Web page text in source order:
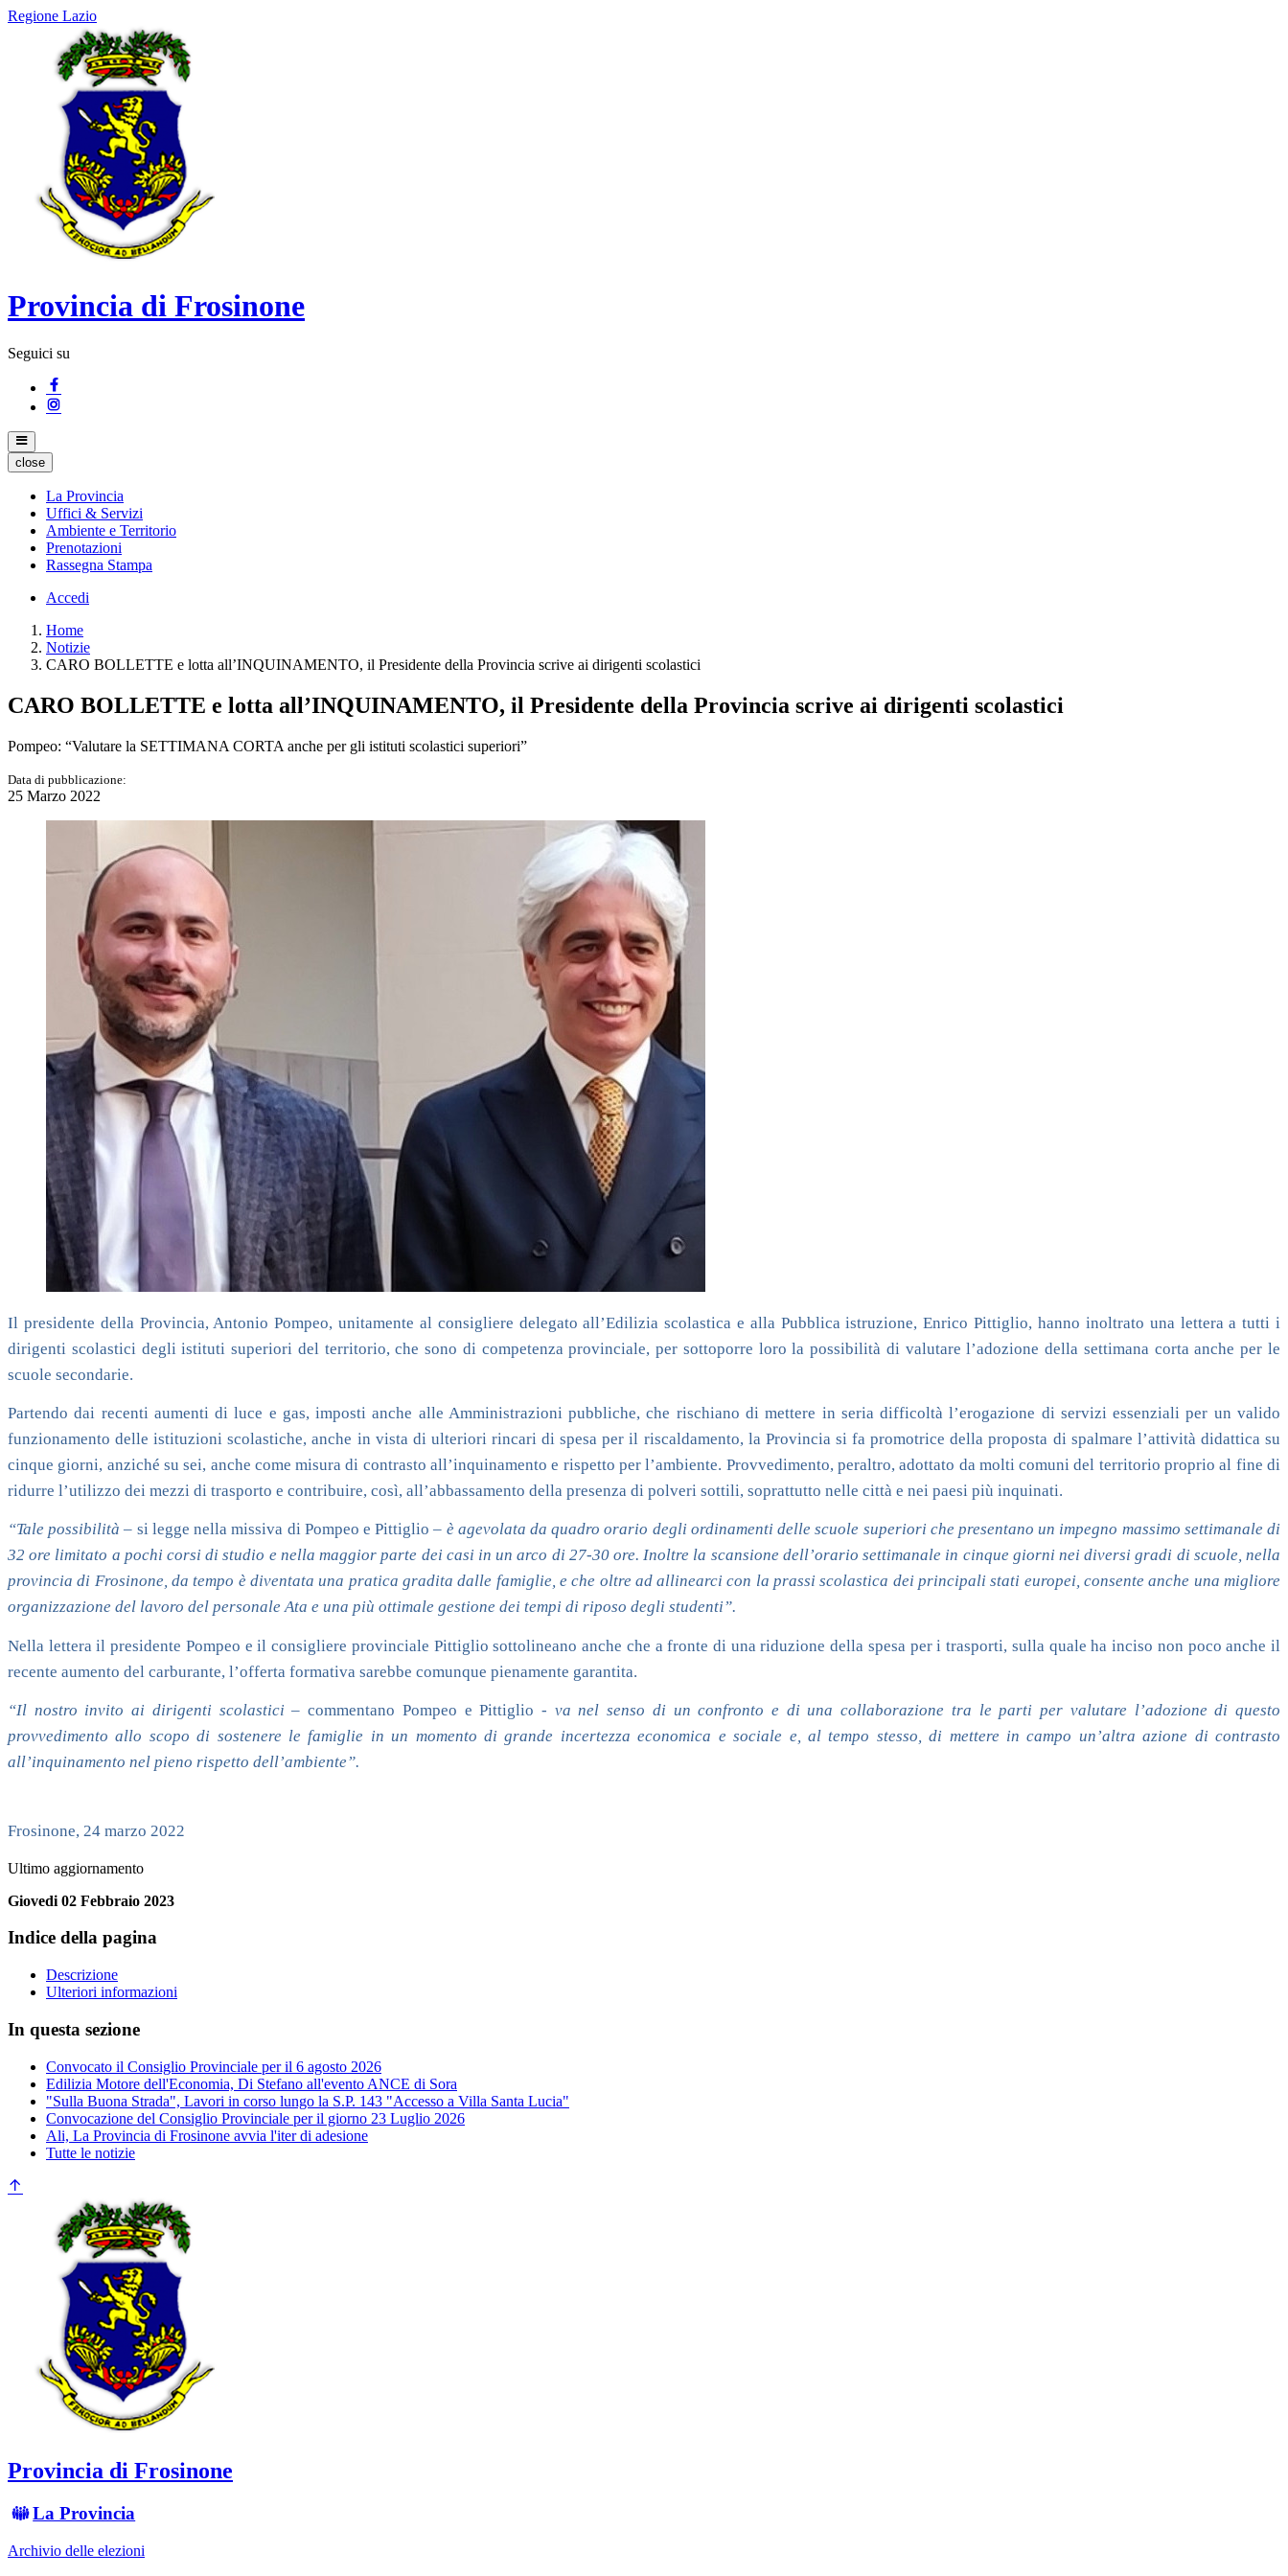
Regione Lazio
Provincia di Frosinone
Seguici su
close
La Provincia
Uffici & Servizi
Ambiente e Territorio
Prenotazioni
Rassegna Stampa
Accedi
Home
Notizie
CARO BOLLETTE e lotta all’INQUINAMENTO, il Presidente della Provincia scrive ai dirigenti scolastici
CARO BOLLETTE e lotta all’INQUINAMENTO, il Presidente della Provincia scrive ai dirigenti scolastici
Pompeo: “Valutare la SETTIMANA CORTA anche per gli istituti scolastici superiori”
Data di pubblicazione:
25 Marzo 2022
Il presidente della Provincia, Antonio Pompeo, unitamente al consigliere delegato all’Edilizia scolastica e alla Pubblica istruzione, Enrico Pittiglio, hanno inoltrato una lettera a tutti i
dirigenti scolastici degli istituti superiori del territorio, che sono di competenza provinciale, per sottoporre loro la possibilità di valutare l’adozione della settimana corta anche per le
scuole secondarie.
Partendo dai recenti aumenti di luce e gas, imposti anche alle Amministrazioni pubbliche, che rischiano di mettere in seria difficoltà l’erogazione di servizi essenziali per un valido
funzionamento delle istituzioni scolastiche, anche in vista di ulteriori rincari di spesa per il riscaldamento, la Provincia si fa promotrice della proposta di spalmare l’attività didattica su
cinque giorni, anziché su sei, anche come misura di contrasto all’inquinamento e rispetto per l’ambiente. Provvedimento, peraltro, adottato da molti comuni del territorio proprio al fine di
ridurre l’utilizzo dei mezzi di trasporto e contribuire, così, all’abbassamento della presenza di polveri sottili, soprattutto nelle città e nei paesi più inquinati.
“Tale possibilità – si legge nella missiva di Pompeo e Pittiglio – è agevolata da quadro orario degli ordinamenti delle scuole superiori che presentano un impegno massimo settimanale di
32 ore limitato a pochi corsi di studio e nella maggior parte dei casi in un arco di 27-30 ore. Inoltre la scansione dell’orario settimanale in cinque giorni nei diversi gradi di scuole, nella
provincia di Frosinone, da tempo è diventata una pratica gradita dalle famiglie, e che oltre ad allinearci con la prassi scolastica dei principali stati europei, consente anche una migliore
organizzazione del lavoro del personale Ata e una più ottimale gestione dei tempi di riposo degli studenti”.
Nella lettera il presidente Pompeo e il consigliere provinciale Pittiglio sottolineano anche che a fronte di una riduzione della spesa per i trasporti, sulla quale ha inciso non poco anche il
recente aumento del carburante, l’offerta formativa sarebbe comunque pienamente garantita.
“Il nostro invito ai dirigenti scolastici – commentano Pompeo e Pittiglio - va nel senso di un confronto e di una collaborazione tra le parti per valutare l’adozione di questo
provvedimento allo scopo di sostenere le famiglie in un momento di grande incertezza economica e sociale e, al tempo stesso, di mettere in campo un’altra azione di contrasto
all’inquinamento nel pieno rispetto dell’ambiente”.
Frosinone, 24 marzo 2022
Ultimo aggiornamento
Giovedi 02 Febbraio 2023
Indice della pagina
Descrizione
Ulteriori informazioni
In questa sezione
Convocato il Consiglio Provinciale per il 6 agosto 2026
Edilizia Motore dell'Economia, Di Stefano all'evento ANCE di Sora
"Sulla Buona Strada", Lavori in corso lungo la S.P. 143 "Accesso a Villa Santa Lucia"
Convocazione del Consiglio Provinciale per il giorno 23 Luglio 2026
Ali, La Provincia di Frosinone avvia l'iter di adesione
Tutte le notizie
Provincia di Frosinone
La Provincia
Archivio delle elezioni